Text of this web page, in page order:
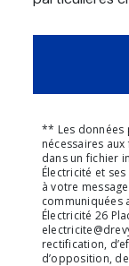
** Les données
nécessaires
dans un fichier
Électricité et
à votre
communiquées
Électricité 26
rectification,
d’opposition,